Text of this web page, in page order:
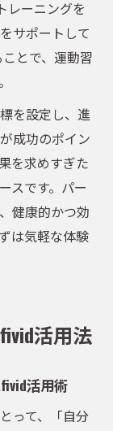
レーニングを
サポートして
とで、運動習
を設定し、進
成功のポイン
を求めすぎた
スです。パー
健康的かつ効
は気軽な体験
活用法
活用術
って、「自分